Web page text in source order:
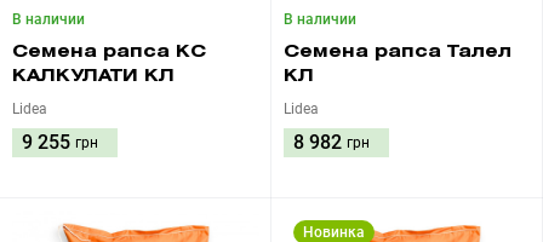
В наличии
Семена рапса КС
КАЛКУЛАТИ КЛ
Lidea
9 255 грн
В наличии
Семена рапса Талел
КЛ
Lidea
8 982 грн
Новинка